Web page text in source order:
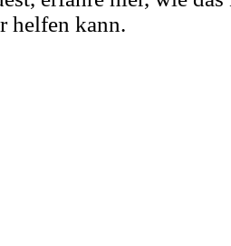
helfen kann.